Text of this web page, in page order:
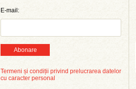
E-mail:
Abonare
Termeni și condiții privind prelucrarea datelor
cu caracter personal